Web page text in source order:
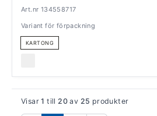
Art.nr 134558717
Variant för förpackning
KARTONG
Visar1 till20 av 25 produkter